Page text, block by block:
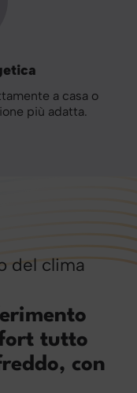
a casa o
più adatta.
del clima
tutto
con